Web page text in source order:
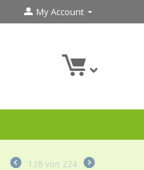
My Account
128 von 224